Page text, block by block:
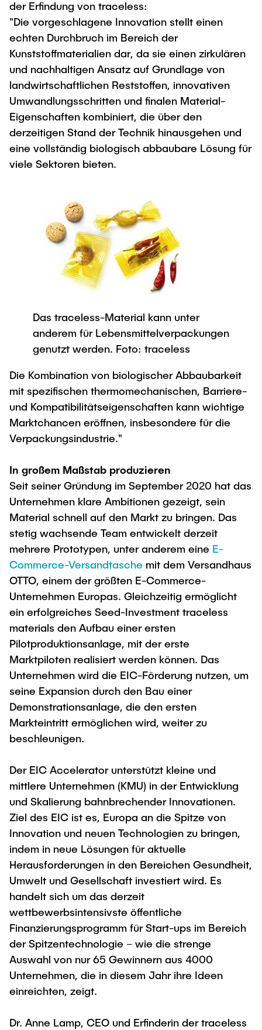
der Erfindung von traceless:
"Die vorgeschlagene Innovation stellt einen
echten Durchbruch im Bereich der
Kunststoffmaterialien dar, da sie einen zirkulären
und nachhaltigen Ansatz auf Grundlage von
landwirtschaftlichen Reststoffen, innovativen
Umwandlungsschritten und finalen Material-
Eigenschaften kombiniert, die über den
derzeitigen Stand der Technik hinausgehen und
eine vollständig biologisch abbaubare Lösung für
viele Sektoren bieten.
Das traceless-Material kann unter
anderem für Lebensmittelverpackungen
genutzt werden. Foto: traceless
Die Kombination von biologischer Abbaubarkeit
mit spezifischen thermomechanischen, Barriere-
und Kompatibilitätseigenschaften kann wichtige
Marktchancen eröffnen, insbesondere für die
Verpackungsindustrie."
In großem Maßstab produzieren
Seit seiner Gründung im September 2020 hat das
Unternehmen klare Ambitionen gezeigt, sein
Material schnell auf den Markt zu bringen. Das
stetig wachsende Team entwickelt derzeit
mehrere Prototypen, unter anderem eine E-
Commerce-Versandtasche mit dem Versandhaus
OTTO, einem der größten E-Commerce-
Unternehmen Europas. Gleichzeitig ermöglicht
ein erfolgreiches Seed-Investment traceless
materials den Aufbau einer ersten
Pilotproduktionsanlage, mit der erste
Marktpiloten realisiert werden können. Das
Unternehmen wird die EIC-Förderung nutzen, um
seine Expansion durch den Bau einer
Demonstrationsanlage, die den ersten
Markteintritt ermöglichen wird, weiter zu
beschleunigen.
Der EIC Accelerator unterstützt kleine und
mittlere Unternehmen (KMU) in der Entwicklung
und Skalierung bahnbrechender Innovationen.
Ziel des EIC ist es, Europa an die Spitze von
Innovation und neuen Technologien zu bringen,
indem in neue Lösungen für aktuelle
Herausforderungen in den Bereichen Gesundheit,
Umwelt und Gesellschaft investiert wird. Es
handelt sich um das derzeit
wettbewerbsintensivste öffentliche
Finanzierungsprogramm für Start-ups im Bereich
der Spitzentechnologie – wie die strenge
Auswahl von nur 65 Gewinnern aus 4000
Unternehmen, die in diesem Jahr ihre Ideen
einreichten, zeigt.
Dr. Anne Lamp, CEO und Erfinderin der traceless